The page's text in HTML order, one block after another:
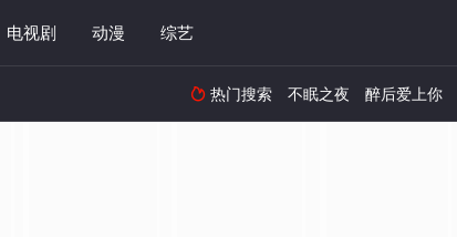
电视剧 动漫 综艺
 热门搜索 不眠之夜 醉后爱上你